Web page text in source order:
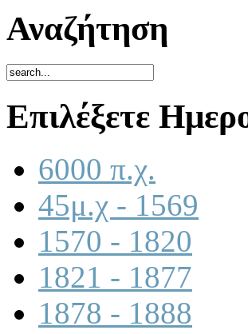
Αναζήτηση
Επιλέξετε
6000 π.χ.
45μ.χ - 1569
1570 - 1820
1821 - 1877
1878 - 1888